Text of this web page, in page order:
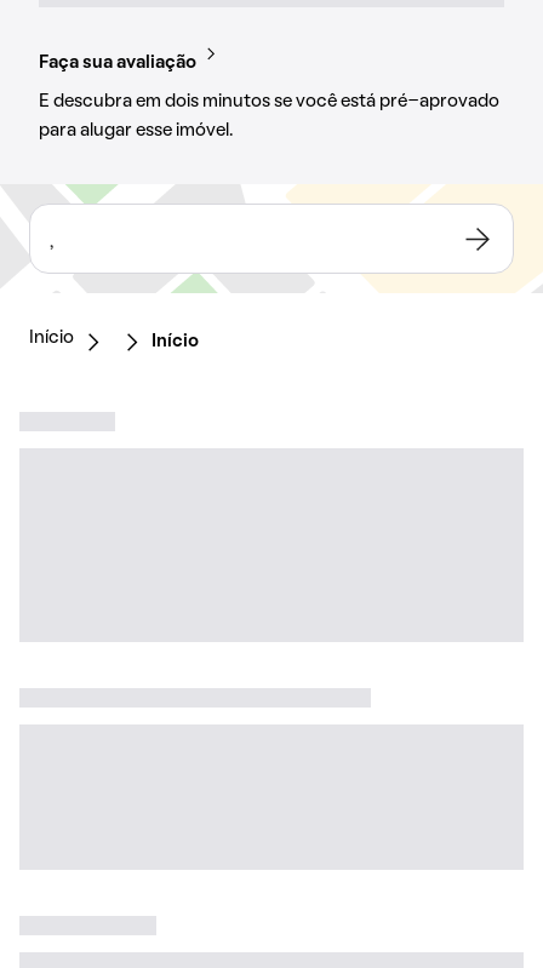
Faça sua avaliação
E descubra em dois minutos se você está pré-aprovado
para alugar esse imóvel.
,
Início Início